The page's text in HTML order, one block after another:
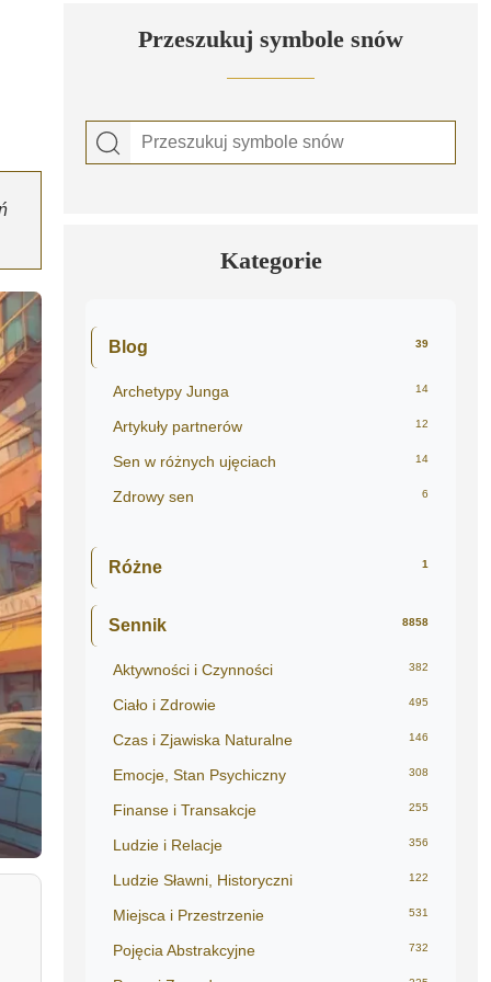
Przeszukuj symbole snów
Kategorie
Blog 39
Archetypy Junga 14
Artykuły partnerów 12
Sen w różnych ujęciach 14
Zdrowy sen 6
Różne 1
Sennik 8858
Aktywności i Czynności 382
Ciało i Zdrowie 495
Czas i Zjawiska Naturalne 146
Emocje, Stan Psychiczny 308
Finanse i Transakcje 255
Ludzie i Relacje 356
Ludzie Sławni, Historyczni 122
Miejsca i Przestrzenie 531
Pojęcia Abstrakcyjne 732